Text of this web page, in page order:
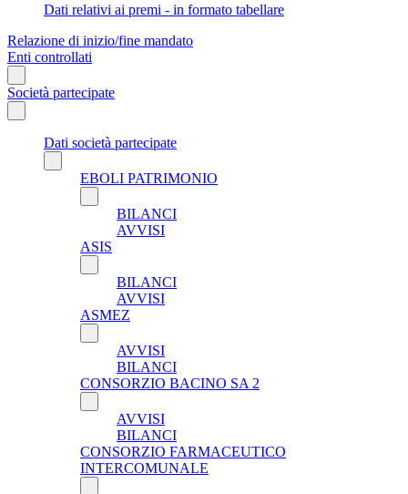
Dati relativi ai premi - in formato tabellare
Relazione di inizio/fine mandato
Enti controllati
Società partecipate
Dati società partecipate
EBOLI PATRIMONIO
BILANCI
AVVISI
ASIS
BILANCI
AVVISI
ASMEZ
AVVISI
BILANCI
CONSORZIO BACINO SA 2
AVVISI
BILANCI
CONSORZIO FARMACEUTICO
INTERCOMUNALE